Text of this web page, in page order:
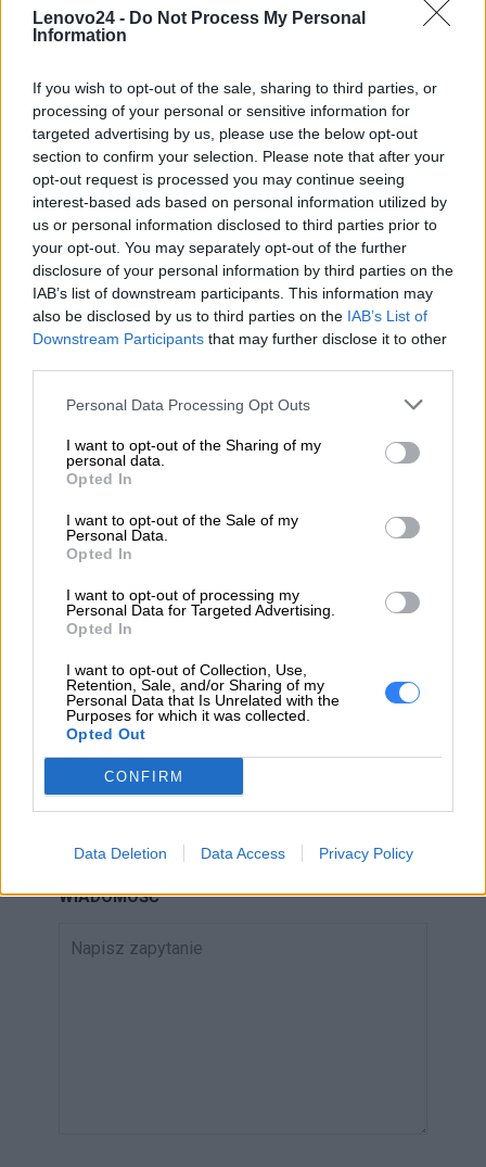
Lenovo24 - Do Not Process My Personal
Information
If you wish to opt-out of the sale, sharing to third parties, or
processing of your personal or sensitive information for
targeted advertising by us, please use the below opt-out
section to confirm your selection. Please note that after your
opt-out request is processed you may continue seeing
interest-based ads based on personal information utilized by
us or personal information disclosed to third parties prior to
your opt-out. You may separately opt-out of the further
disclosure of your personal information by third parties on the
IAB’s list of downstream participants. This information may
also be disclosed by us to third parties on the IAB’s List of
Downstream Participants that may further disclose it to other
Personal Data Processing Opt Outs
I want to opt-out of the Sharing of my
personal data.
Opted In
I want to opt-out of the Sale of my
Personal Data.
Opted In
I want to opt-out of processing my
Personal Data for Targeted Advertising.
Opted In
I want to opt-out of Collection, Use,
Retention, Sale, and/or Sharing of my
Personal Data that Is Unrelated with the
Purposes for which it was collected.
Opted Out
CONFIRM
Data Deletion Data Access Privacy Policy
producenta
Dane
producenta
18001 Development Drive
Morrisville, NC 27560 USA
Telefon: +1 (855) 253-6686
https://lenovo.com
Podmiot
odpowiedzialny
Lenovo Technology B.V. Sp. z
o.o.
ul. Gottlieba Daimlera 1
02-460 Warszawa
techniczna
https://support.lenovo.com/pl/pl/
ZAPYTAJ O PRODUKT
5B10W13882 5B10W13882"
EMAIL
WIADOMOŚĆ